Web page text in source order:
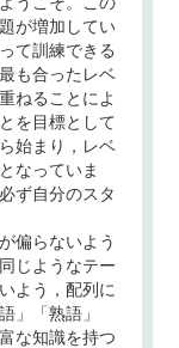
が増加してい
て訓練できる
も合ったレベ
ねることによ
を目標として
始まり，レベ
なっていま
ず自分のスタ
偏らないよう
じようなテー
よう，配列に
」「熟語」
な知識を持つ